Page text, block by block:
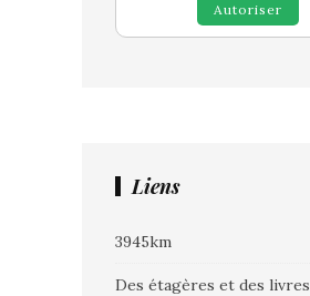
Autoriser
Liens
3945km
Des étagères et des livres